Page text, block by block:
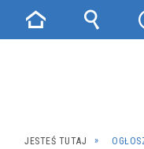
JESTEŚ TUTAJ
Strona